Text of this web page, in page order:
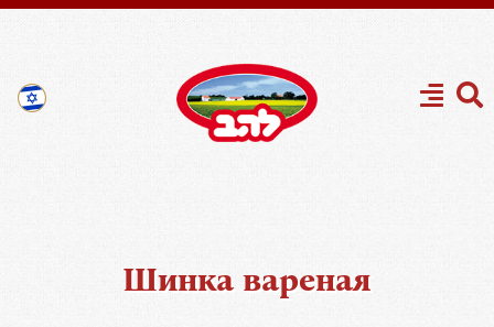
Шинка вареная